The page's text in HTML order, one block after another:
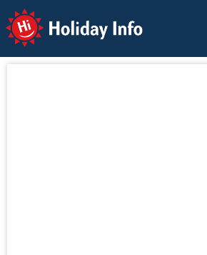
Holiday Info